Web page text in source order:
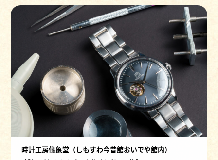
時計工房儀象堂（しもすわ今昔館おいでや館内）